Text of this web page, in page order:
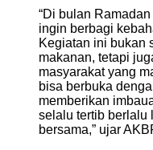
“Di bulan
ingin berbagi
Kegiatan ini bukan
makanan, tetapi
masyarakat yang
bisa berbuka
memberikan
selalu tertib berlalu
bersama,” ujar